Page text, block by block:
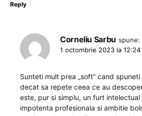
Reply
Corneliu Sarbu spune:
1 octombrie 2023 la 12:24
Sunteti mult prea „soft” cand
decat sa repete ceea ce au
este, pur si simplu, un furt
impotenta profesionala si ambitie